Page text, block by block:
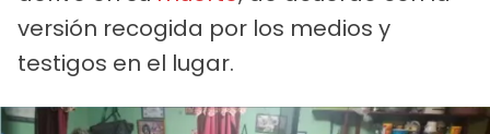
versión recogida por los medios y
testigos en el lugar.